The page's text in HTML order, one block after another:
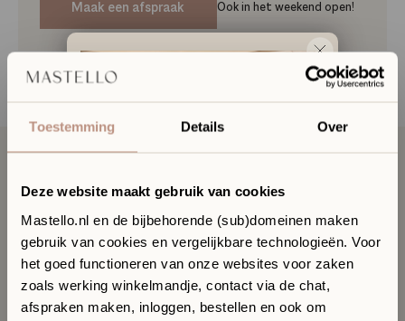
Toestemming Details Over
Deze website maakt gebruik van cookies
Mastello.nl en de bijbehorende (sub)domeinen maken
gebruik van cookies en vergelijkbare technologieën. Voor
het goed functioneren van onze websites voor zaken
zoals werking winkelmandje, contact via de chat,
afspraken maken, inloggen, bestellen en ook om
Maak een afspraak Ook in het weekend open!
Omschrijving
Specificaties
Ervaar jouw toekomstige
badkamer in onze Sanitair
Boutique